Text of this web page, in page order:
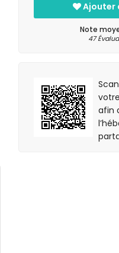
Ajouter
Note
47
afin